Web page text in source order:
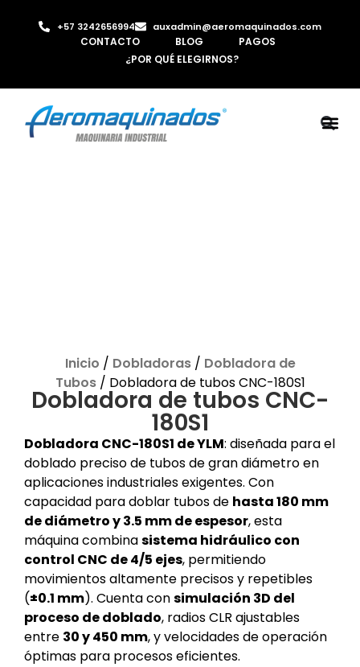
+57 3242656994 auxadmin@aeromaquinados.com
CONTACTO BLOG
PAGOS
¿POR QUÉ ELEGIRNOS?
Inicio / Dobladoras/ Dobladora de
Tubos/ Dobladora de tubos CNC-180S1
Dobladora de tubos CNC-
180S1
Dobladora CNC-180S1 de YLM: diseñada para el
doblado preciso de tubos de gran diámetro en
aplicaciones industriales exigentes. Con
capacidad para doblar tubos de hasta 180 mm
de diámetro y 3.5 mm de espesor, esta
máquina combinasistema hidráulico con
control CNC de 4/5 ejes, permitiendo
movimientos altamente precisos y repetibles
(±0.1 mm). Cuenta consimulación 3D del
proceso de doblado, radios CLR ajustables
entre 30 y 450 mm, y velocidades de operación
óptimas para procesos eficientes.